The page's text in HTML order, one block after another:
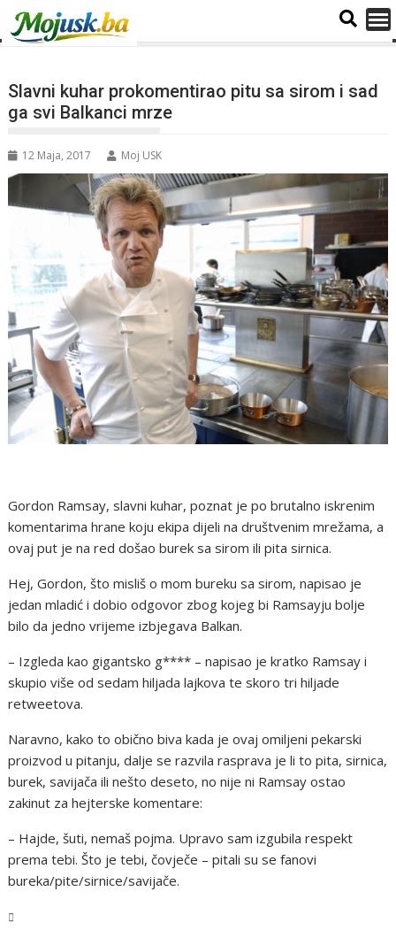
Slavni kuhar prokomentirao pitu sa sirom i sad
ga svi Balkanci mrze
12 Maja, 2017 Moj USK
Gordon Ramsay, slavni kuhar, poznat je po brutalno iskrenim
komentarima hrane koju ekipa dijeli na društvenim mrežama, a
ovaj put je na red došao burek sa sirom ili pita sirnica.
Hej, Gordon, što misliš o mom bureku sa sirom, napisao je
jedan mladić i dobio odgovor zbog kojeg bi Ramsayju bolje
bilo da jedno vrijeme izbjegava Balkan.
– Izgleda kao gigantsko g**** – napisao je kratko Ramsay i
skupio više od sedam hiljada lajkova te skoro tri hiljade
retweetova.
Naravno, kako to obično biva kada je ovaj omiljeni pekarski
proizvod u pitanju, dalje se razvila rasprava je li to pita, sirnica,
burek, savijača ili nešto deseto, no nije ni Ramsay ostao
zakinut za hejterske komentare:
– Hajde, šuti, nemaš pojma. Upravo sam izgubila respekt
prema tebi. Što je tebi, čovječe – pitali su se fanovi
bureka/pite/sirnice/savijače.